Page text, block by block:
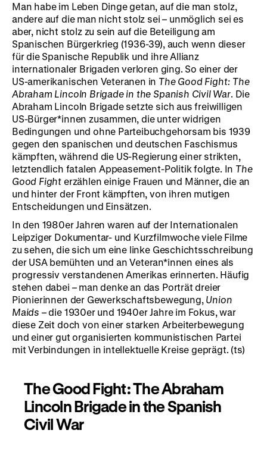
Man habe im Leben Dinge getan, auf die man stolz,
andere auf die man nicht stolz sei – unmöglich sei es
aber, nicht stolz zu sein auf die Beteiligung am
Spanischen Bürgerkrieg (1936-39), auch wenn dieser
für die Spanische Republik und ihre Allianz
internationaler Brigaden verloren ging. So einer der
US-amerikanischen Veteranen in The Good Fight: The
Abraham Lincoln Brigade in the Spanish Civil War. Die
Abraham Lincoln Brigade setzte sich aus freiwilligen
US-Bürger*innen zusammen, die unter widrigen
Bedingungen und ohne Parteibuchgehorsam bis 1939
gegen den spanischen und deutschen Faschismus
kämpften, während die US-Regierung einer strikten,
letztendlich fatalen Appeasement-Politik folgte. In The
Good Fight erzählen einige Frauen und Männer, die an
und hinter der Front kämpften, von ihren mutigen
Entscheidungen und Einsätzen.
In den 1980er Jahren waren auf der Internationalen
Leipziger Dokumentar- und Kurzfilmwoche viele Filme
zu sehen, die sich um eine linke Geschichtsschreibung
der USA bemühten und an Veteran*innen eines als
progressiv verstandenen Amerikas erinnerten. Häufig
stehen dabei – man denke an das Porträt dreier
Pionierinnen der Gewerkschaftsbewegung, Union
Maids – die 1930er und 1940er Jahre im Fokus, war
diese Zeit doch von einer starken Arbeiterbewegung
und einer gut organisierten kommunistischen Partei
mit Verbindungen in intellektuelle Kreise geprägt. (ts)
The Good Fight: The Abraham
Lincoln Brigade in the Spanish
Civil War